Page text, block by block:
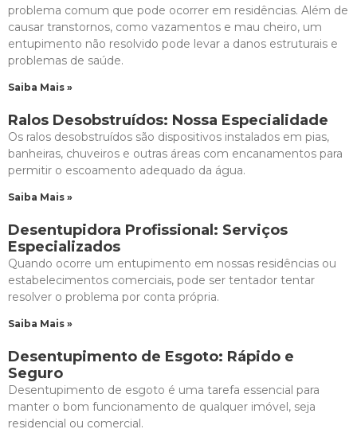
problema comum que pode ocorrer em residências. Além de
causar transtornos, como vazamentos e mau cheiro, um
entupimento não resolvido pode levar a danos estruturais e
problemas de saúde.
Saiba Mais »
Ralos Desobstruídos: Nossa Especialidade
Os ralos desobstruídos são dispositivos instalados em pias,
banheiras, chuveiros e outras áreas com encanamentos para
permitir o escoamento adequado da água.
Saiba Mais »
Desentupidora Profissional: Serviços
Especializados
Quando ocorre um entupimento em nossas residências ou
estabelecimentos comerciais, pode ser tentador tentar
resolver o problema por conta própria.
Saiba Mais »
Desentupimento de Esgoto: Rápido e
Seguro
Desentupimento de esgoto é uma tarefa essencial para
manter o bom funcionamento de qualquer imóvel, seja
residencial ou comercial.